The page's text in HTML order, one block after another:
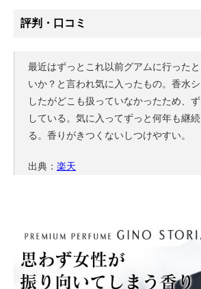
評判・口コミ
最近はずっとこれ以前グアムに行った
いか？と言われ気に入ったもの。香水
したがどこも扱っていなかったため、
している。気に入ってずっと何年も継
る。香りがきつくないしつけやすい。
出典： 楽天